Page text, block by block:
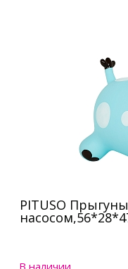
PITUSO
В наличии